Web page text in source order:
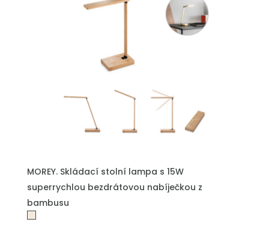
MOREY. Skládací stolní lampa s 15W
superrychlou bezdrátovou nabíječkou z
bambusu